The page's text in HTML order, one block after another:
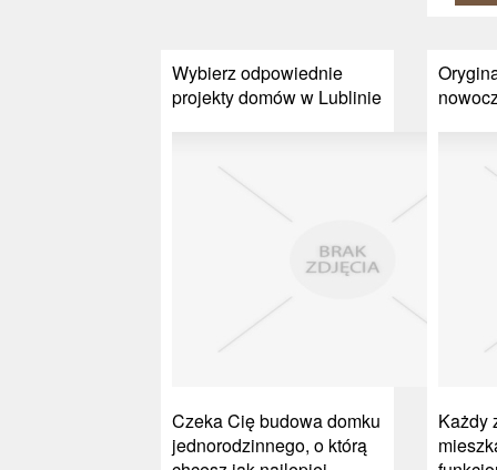
Wybierz odpowiednie
projekty domów w Lublinie
Czeka Cię budowa domku
jednorodzinnego, o którą
Każdy